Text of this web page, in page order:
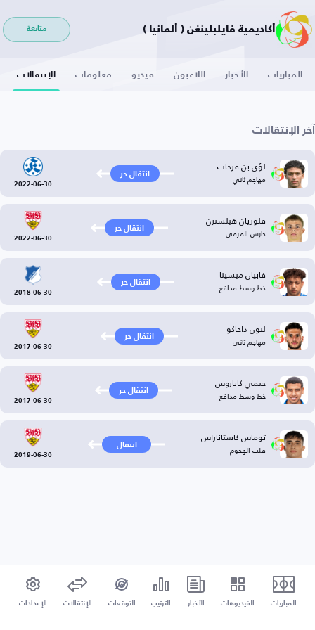
أكاديمية فايلبلينغن ( ألمانيا ) متابعة
المباريات الأخبار اللاعبون فيديو معلومات الإنتقالات
آخر الإنتقالات
لؤي بن فرحات
مهاجم ثاني انتقال حر
2022-06-30
فلوريان هيلسترن
حارس المرمى انتقال حر
2022-06-30
فابيان ميسينا
خط وسط مدافع انتقال حر
2018-06-30
ليون داجاكو
مهاجم ثاني انتقال حر
2017-06-30
جيمي كاباروس
خط وسط مدافع انتقال حر
2017-06-30
توماس كاستاناراس
قلب الهجوم انتقال
2019-06-30
المباريات الفيديوهات الأخبار الترتيب التوقعات الإنتقالات الإعدادات